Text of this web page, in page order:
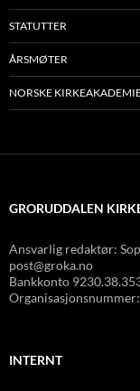
STATUTTER
ÅRSMØTER
NORSKE
GRORUDDALEN
Ansvarlig redaktør:
post@groka.no
Bankkonto
INTERNT